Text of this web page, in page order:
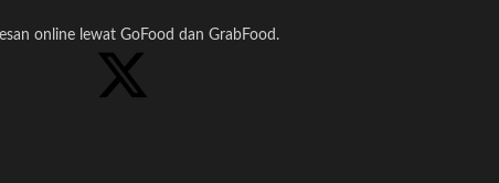
online lewat GoFood dan GrabFood.